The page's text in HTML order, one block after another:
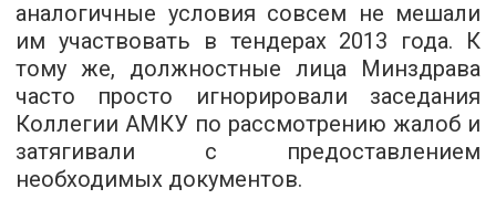
аналогичные условия совсем не мешали
им участвовать в тендерах 2013 года. К
тому же, должностные лица Минздрава
часто просто игнорировали заседания
Коллегии АМКУ по рассмотрению жалоб и
затягивали с предоставлением
необходимых документов.